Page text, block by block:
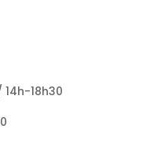
18h30